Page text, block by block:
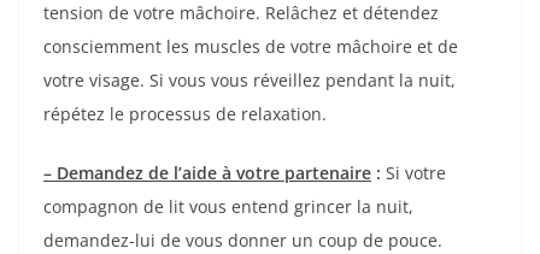
tension de votre mâchoire. Relâchez et détendez
consciemment les muscles de votre mâchoire et de
votre visage. Si vous vous réveillez pendant la nuit,
répétez le processus de relaxation.
– Demandez de l’aide à votre partenaire : Si votre
compagnon de lit vous entend grincer la nuit,
demandez-lui de vous donner un coup de pouce.